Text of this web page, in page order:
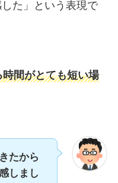
た」という表現で
間がとても短い場
たから
しまし